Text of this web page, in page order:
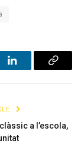
LinkedInCopy
a l’escola,